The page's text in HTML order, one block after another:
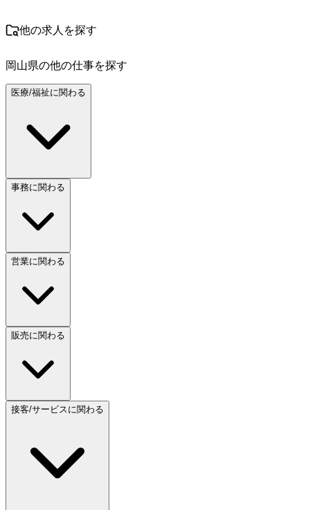
他の求人を探す
岡山県の他の仕事を探す
医療/福祉に関わる
事務に関わる
営業に関わる
販売に関わる
接客/サービスに関わる